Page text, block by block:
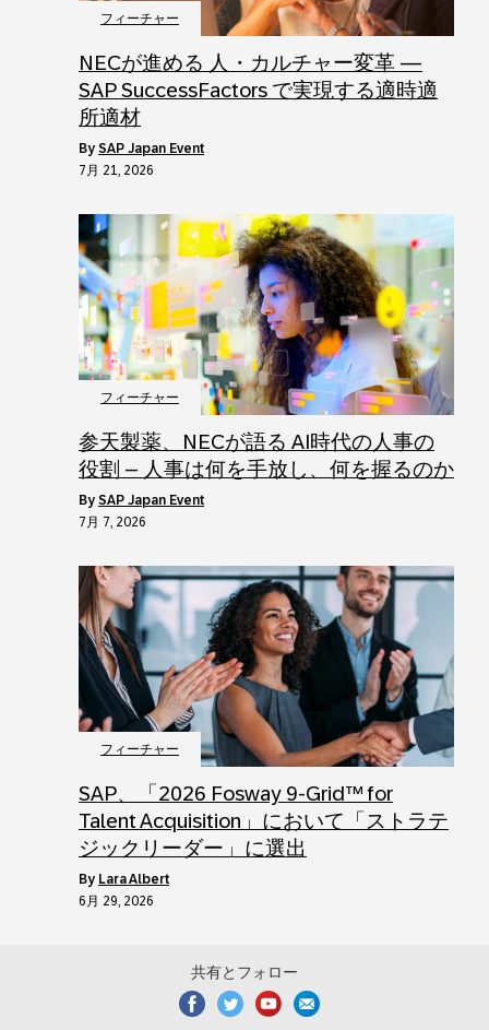
フィーチャー
NECが進める 人・カルチャー変革 ―
SAP SuccessFactors で実現する適時適
所適材
by SAP Japan Event
7月 21, 2026
フィーチャー
参天製薬、NECが語る AI時代の人事の
役割 – 人事は何を手放し、何を握るのか
by SAP Japan Event
7月 7, 2026
フィーチャー
SAP、「2026 Fosway 9-Grid™ for
Talent Acquisition」において「ストラテ
ジックリーダー」に選出
by Lara Albert
6月 29, 2026
共有とフォロー